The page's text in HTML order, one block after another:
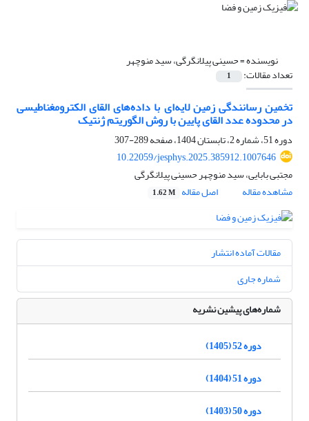
نویسنده =حسینی پیلانگرگی، سید منوچهر
تعداد مقالات: 1
تخمین رسانندگی زمین لایه‌ای با داده‌های القای الکترومغناطیسی
در محدوده عدد القای پایین با روش الگوریتم ژنتیک
دوره 51، شماره 2، تابستان 1404، صفحه
289-307
10.22059/jesphys.2025.385912.1007646
مجتبی بابایی، سید منوچهر حسینی پیلانگرگی
مشاهده مقاله
اصل مقاله 1.62 M
مقالات آماده انتشار
شماره جاری
شماره‌های پیشین نشریه
دوره 52 (1405)
دوره 51 (1404)
دوره 50 (1403)